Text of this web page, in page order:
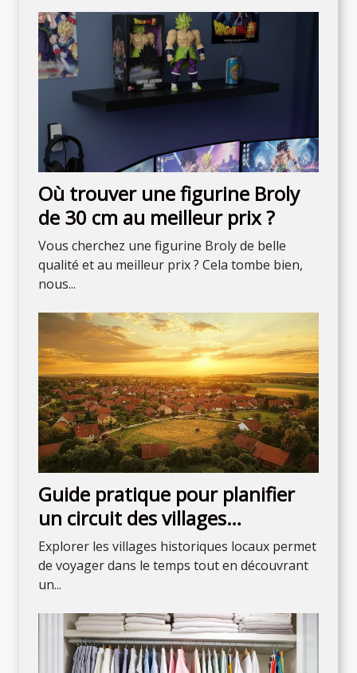
Où trouver une figurine Broly
de 30 cm au meilleur prix ?
Vous cherchez une figurine Broly de belle
qualité et au meilleur prix ? Cela tombe bien,
nous...
Guide pratique pour planifier
un circuit des villages
historiques locaux
Explorer les villages historiques locaux permet
de voyager dans le temps tout en découvrant
un...